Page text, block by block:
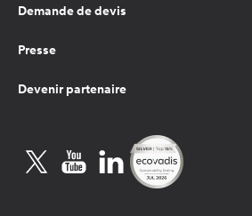
Demande de devis
Presse
Devenir partenaire
TwitterYouTubeLinkedIn